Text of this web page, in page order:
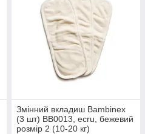
Змінний вкладиш Bambinex
(3 шт) BB0013, ecru, бежевий
розмір 2 (10-20 кг)